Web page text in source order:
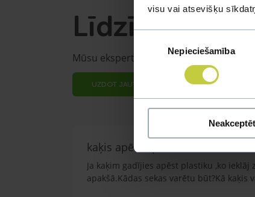
visu vai atsevišķu
Nepieciešamība
Neakceptēt
Līdzīgi
Mūsu eksperti spēs atbildēt uz jebkuru
UZDOT JAUTĀJUMU
kaķis apēdis plēvi
Ja kaķim gadījies apēst plastiku ,ko ieklāj
apakšā.Kādas sekas varētu būt?Kā kaķis